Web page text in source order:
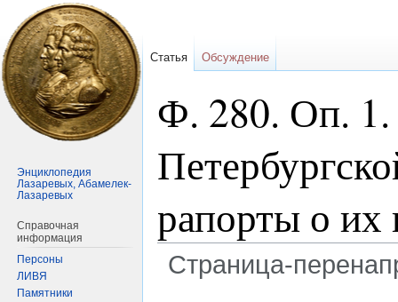
Ф. 280. Оп. 1.
рапорты о
Страница-
Статья Обсуждение
Энциклопедия
Лазаревых, Абамелек-
Лазаревых
Справочная
информация
Персоны
ЛИВЯ
Памятники